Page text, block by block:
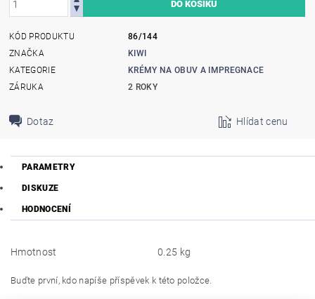
KÓD PRODUKTU
86/144
ZNAČKA
KIWI
KATEGORIE
KRÉMY NA OBUV A IMPREGNACE
ZÁRUKA
2 ROKY
Dotaz Hlídat cenu
PARAMETRY
DISKUZE
HODNOCENÍ
Hmotnost 0.25 kg
Buďte první, kdo napíše příspěvek k této položce.